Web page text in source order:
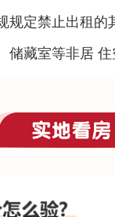
规定禁止出租的
储藏室等非居 住